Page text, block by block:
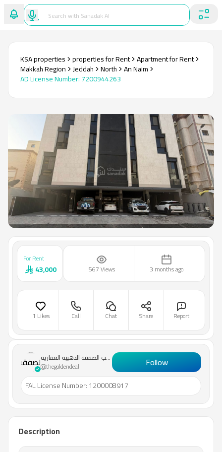
KSA properties properties for Rent Apartment for Rent
Makkah Region Jeddah North An Naim
AD License Number:7200944263
مؤسسة
مكتب
الصفقه
الذهبيه
العقارية
مؤسسة مكتب الصفقه الذهبيه العقارية
@thegoldendeal Follow
FAL License Number:1200008917
For Rent
43,000 567 Views 3 months ago
1 Likes Call Chat Share Report
Description